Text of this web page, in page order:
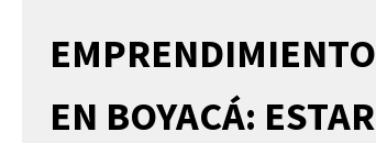
EMPRENDIMIENTO
EN BOYACÁ: ESTAR